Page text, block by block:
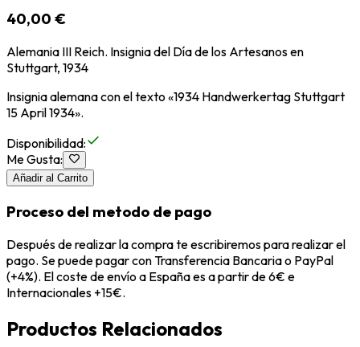
40,00 €
Alemania III Reich. Insignia del Día de los Artesanos en
Stuttgart, 1934
Insignia alemana con el texto «1934 Handwerkertag Stuttgart
15 April 1934».
Disponibilidad:
Me Gusta:
Añadir al Carrito
Proceso del metodo de pago
Después de realizar la compra te escribiremos para realizar el
pago. Se puede pagar con Transferencia Bancaria o PayPal
(+4%). El coste de envío a España es a partir de 6€ e
Internacionales +15€.
Productos Relacionados